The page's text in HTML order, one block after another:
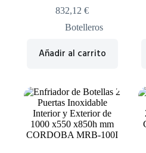
832,12€
Botelleros
Añadir al carrito